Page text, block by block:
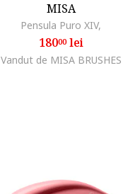
MISA
Pensula Puro XIV,
18000lei
Vandut de MISA BRUSHES